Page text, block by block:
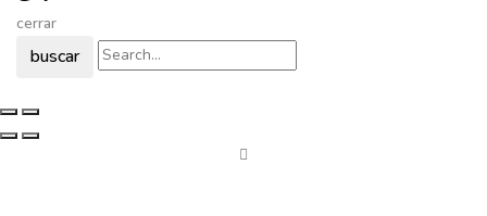
cerrar
buscar